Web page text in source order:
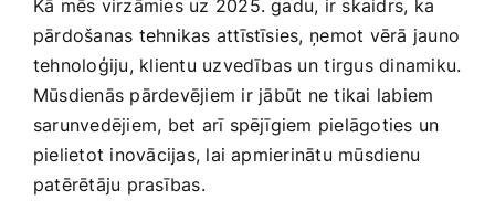
Kā mēs virzāmies uz 2025. gadu, ir ‌skaidrs, ka
pārdošanas tehnikas attīstīsies, ⁢ņemot vērā jauno
tehnoloģiju, klientu‌ uzvedības un ⁣tirgus dinamiku.
Mūsdienās pārdevējiem ir ⁤jābūt​ ne tikai labiem⁢
sarunvedējiem, bet arī spējīgiem pielāgoties un
pielietot inovācijas, lai‍ apmierinātu mūsdienu
patērētāju prasības.